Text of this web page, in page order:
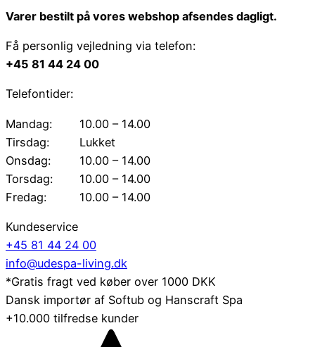
Varer bestilt på vores webshop afsendes dagligt.
Få personlig vejledning via telefon:
+45 81 44 24 00
Telefontider:
Mandag:
10.00 – 14.00
Tirsdag:
Lukket
Onsdag:
10.00 – 14.00
Torsdag:
10.00 – 14.00
Fredag:
10.00 – 14.00
Kundeservice
+45 81 44 24 00
info@udespa-living.dk
*Gratis fragt ved køber over 1000 DKK
Dansk importør af Softub og Hanscraft Spa
+10.000 tilfredse kunder